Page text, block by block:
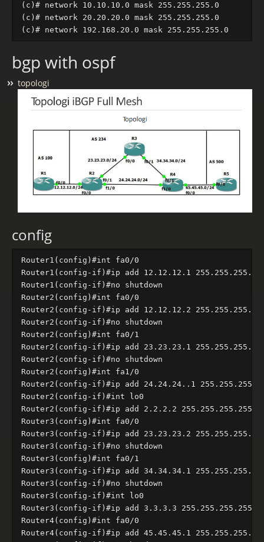
(c)# network 10.10.10.0 mask 255.255.255.0
(c)# network 20.20.20.0 mask 255.255.255.0
bgp with ospf
topologi
config
Router1(config)#int fa0/0
Router1(config-if)#ip add 12.12.12.1 255.255.255.0
Router1(config-if)#no shutdown
Router2(config)#int fa0/0
Router2(config-if)#ip add 12.12.12.2 255.255.255.0
Router2(config-if)#no shutdown
Router2(config)#int fa0/1
Router2(config-if)#ip add 23.23.23.1 255.255.255.0
Router2(config-if)#no shutdown
Router2(config)#int fa1/0
Router2(config-if)#ip add 24.24.24..1 255.255.255.0
Router2(config-if)#int lo0
Router2(config-if)#ip add 2.2.2.2 255.255.255.255
Router3(config)#int fa0/0
Router3(config-if)#ip add 23.23.23.2 255.255.255.0
Router3(config-if)#no shutdown
Router3(config)#int fa0/1
Router3(config-if)#ip add 34.34.34.1 255.255.255.0
Router3(config-if)#no shutdown
Router3(config-if)#int lo0
Router3(config-if)#ip add 3.3.3.3 255.255.255.255
Router4(config)#int fa0/0
Router4(config-if)#ip add 45.45.45.1 255.255.255.0